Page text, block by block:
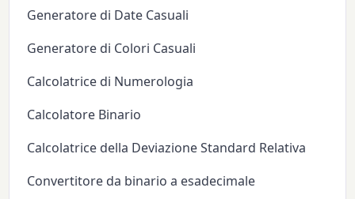
Generatore di Date Casuali
Generatore di Colori Casuali
Calcolatrice di Numerologia
Calcolatore Binario
Calcolatrice della Deviazione Standard Relativa
Convertitore da binario a esadecimale